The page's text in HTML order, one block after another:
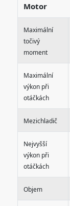
Motor
Maximální
točivý
moment
Maximální
výkon při
otáčkách
Mezichladič
Nejvyšší
výkon při
otáčkách
Objem